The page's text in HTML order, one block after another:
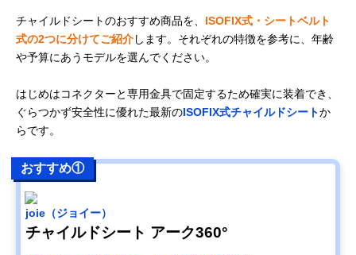
チャイルドシートのおすすめ商品を、 ISOFIX式・シートベルト
式の2つに分けてご紹介します。それぞれの特徴を参考に、年齢
や予算にあうモデルを選んでください。
はじめはコネクターと専用金具で固定するため確実に装着でき、
ぐらつかず安全性に優れた最新のISOFIX式チャイルドシートか
らです。
おすすめ①
joie（ジョイー）
チャイルドシート アーク360°